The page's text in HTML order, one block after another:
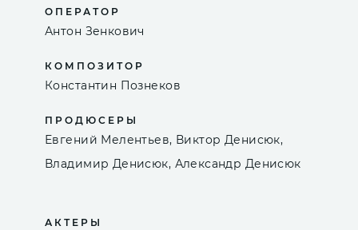
ОПЕРАТОР
Антон Зенкович
КОМПОЗИТОР
Константин Познеков
ПРОДЮСЕРЫ
Евгений Мелентьев, Виктор Денисюк,
Владимир Денисюк, Александр Денисюк
АКТЕРЫ